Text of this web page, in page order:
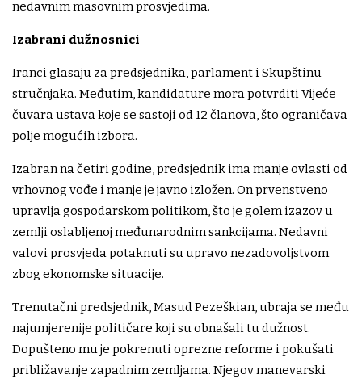
nedavnim masovnim prosvjedima.
Izabrani dužnosnici
Iranci glasaju za predsjednika, parlament i Skupštinu
stručnjaka. Međutim, kandidature mora potvrditi Vijeće
čuvara ustava koje se sastoji od 12 članova, što ograničava
polje mogućih izbora.
Izabran na četiri godine, predsjednik ima manje ovlasti od
vrhovnog vođe i manje je javno izložen. On prvenstveno
upravlja gospodarskom politikom, što je golem izazov u
zemlji oslabljenoj međunarodnim sankcijama. Nedavni
valovi prosvjeda potaknuti su upravo nezadovoljstvom
zbog ekonomske situacije.
Trenutačni predsjednik, Masud Pezeškian, ubraja se među
najumjerenije političare koji su obnašali tu dužnost.
Dopušteno mu je pokrenuti oprezne reforme i pokušati
približavanje zapadnim zemljama. Njegov manevarski